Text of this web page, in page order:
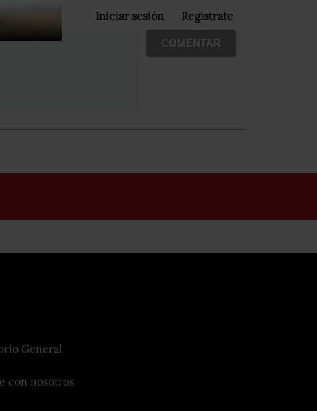
Iniciar sesión Registrate
COMENTAR
General
con nosotros